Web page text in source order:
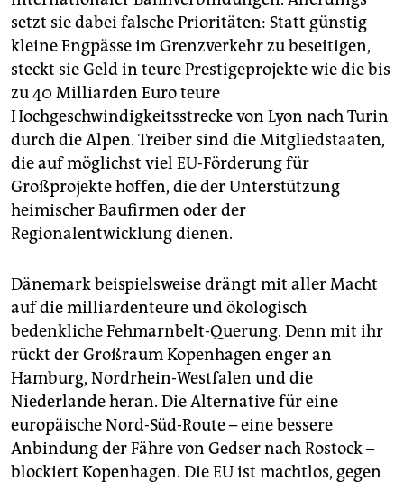
setzt sie dabei falsche Prioritäten: Statt günstig
kleine Engpässe im Grenzverkehr zu beseitigen,
steckt sie Geld in teure Prestigeprojekte wie die bis
zu 40 Milliarden Euro teure
Hochgeschwindigkeitsstrecke von Lyon nach Turin
durch die Alpen. Treiber sind die Mitgliedstaaten,
die auf möglichst viel EU-Förderung für
Großprojekte hoffen, die der Unterstützung
heimischer Baufirmen oder der
Regionalentwicklung dienen.
Dänemark beispielsweise drängt mit aller Macht
auf die milliardenteure und ökologisch
bedenkliche Fehmarnbelt-Querung. Denn mit ihr
rückt der Großraum Kopenhagen enger an
Hamburg, Nordrhein-Westfalen und die
Niederlande heran. Die Alternative für eine
europäische Nord-Süd-Route – eine bessere
Anbindung der Fähre von Gedser nach Rostock –
blockiert Kopenhagen. Die EU ist machtlos, gegen